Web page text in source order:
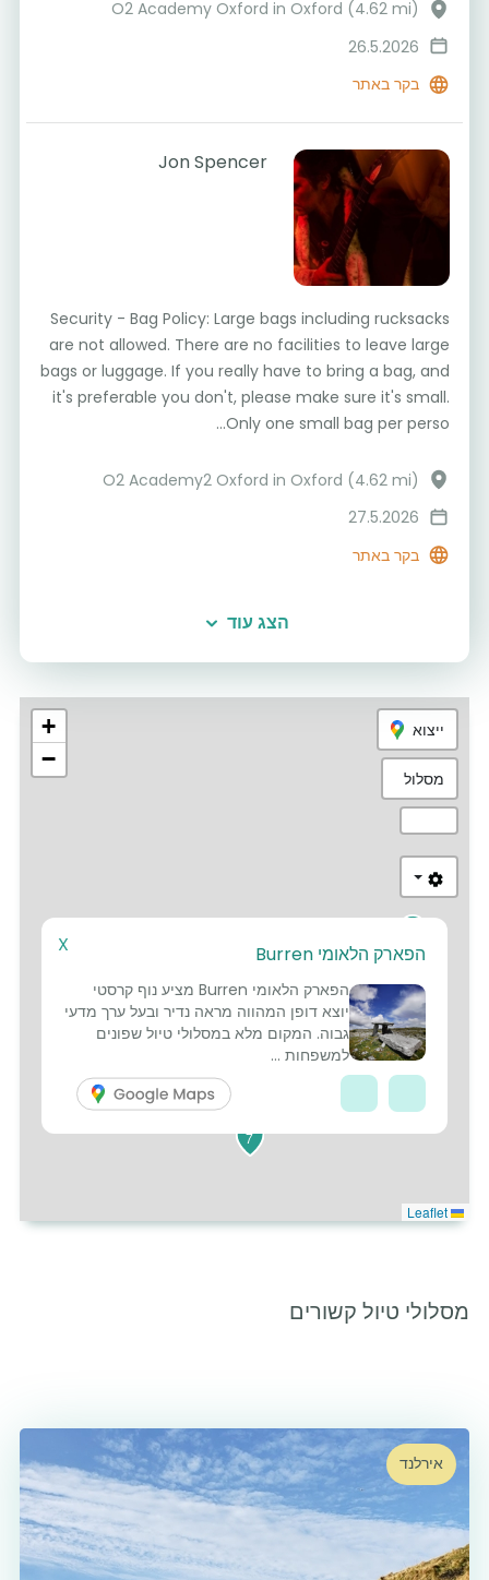
O2 Academy Oxford in Oxford (4.62 mi)
26.5.2026
בקר באתר
Jon Spencer
Security - Bag Policy: Large bags including rucksacks
are not allowed. There are no facilities to leave large
bags or luggage. If you really have to bring a bag, and
it's preferable you don't, please make sure it's small.
Only one small bag per perso...
O2 Academy2 Oxford in Oxford (4.62 mi)
27.5.2026
בקר באתר
הצג עוד
1
4
7
+
−
Leaflet
ייצוא
מסלול
X הפארק הלאומי Burren
הפארק הלאומי Burren מציע נוף קרסטי
יוצא דופן המהווה מראה נדיר ובעל ערך מדעי
גבוה. המקום מלא במסלולי טיול שפונים
למשפחות ...
מסלולי טיול קשורים
אירלנד